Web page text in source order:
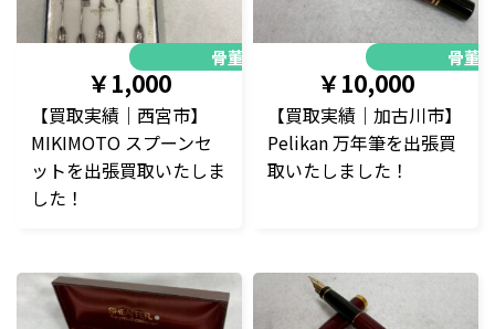
骨董品
￥1,000
【買取実績｜西宮市】
MIKIMOTO スプーンセ
ットを出張買取いたしま
した！
骨董
￥10,000
【買取実績｜加古川市】
Pelikan 万年筆を出張買
取いたしました！